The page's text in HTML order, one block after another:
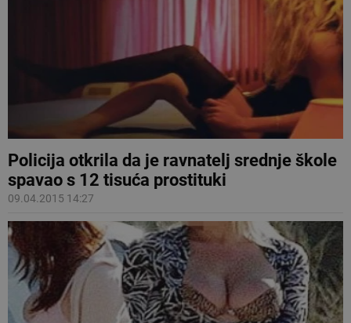
Policija otkrila da je ravnatelj srednje škole
spavao s 12 tisuća prostituki
09.04.2015 14:27